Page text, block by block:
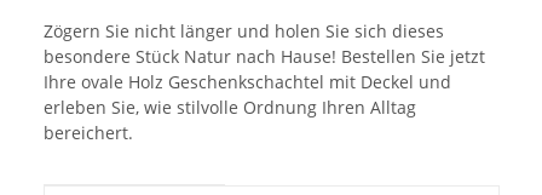
Zögern Sie nicht länger und holen Sie sich dieses
besondere Stück Natur nach Hause! Bestellen Sie jetzt
Ihre ovale Holz Geschenkschachtel mit Deckel und
erleben Sie, wie stilvolle Ordnung Ihren Alltag
bereichert.